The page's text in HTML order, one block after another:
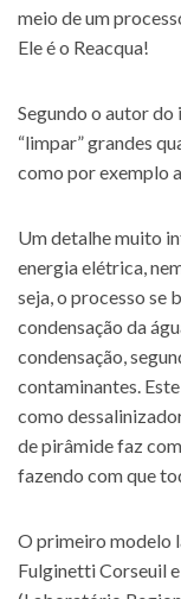
meio de um
Ele é o Reacqua!
Segundo o autor do
“limpar” grandes
como por exemplo
Um detalhe muito
energia elétrica,
seja, o processo se
condensação da
condensação,
contaminantes.
como
de pirâmide faz
fazendo com que
O primeiro modelo
Fulginetti Corseuil